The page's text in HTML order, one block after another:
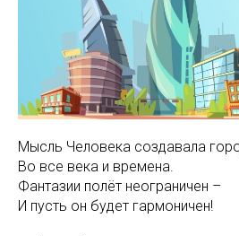
Мысль Человека создавала
Во все века и времена.
Фантазии полёт неограничен –
И пусть он будет гармоничен!